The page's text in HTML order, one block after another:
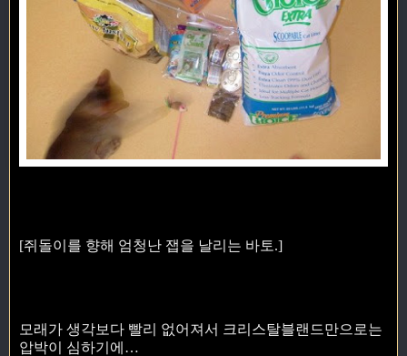
[쥐돌이를 향해 엄청난 잽을 날리는 바토.]
모래가 생각보다 빨리 없어져서 크리스탈블랜드만으로는
압박이 심하기에…